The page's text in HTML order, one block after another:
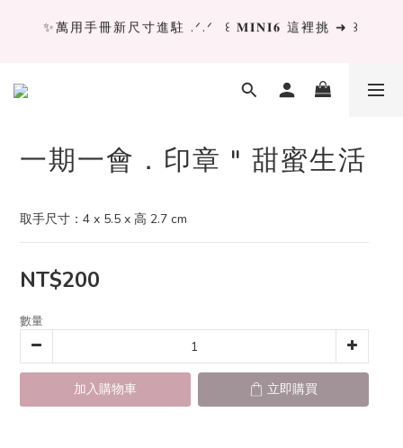
✨萬用手冊新尺寸進駐 .ᐟ.ᐟ  ꒰ 𝐌𝐈𝐍𝐈𝟔 這裡挑 ➜ ꒱
✨萬用手冊新尺寸進駐 .ᐟ.ᐟ  ꒰ 𝐌𝐈𝐍𝐈𝟔 這裡挑 ➜ ꒱
[ 𝙇𝙖 𝘿𝙤𝙡𝙘𝙚 𝙑𝙞𝙩𝙖 ] 甜蜜慢旅 系列 𝙉𝙀𝙒 𝙄𝙉 →
割墊
✨萬用手冊新尺寸進駐 .ᐟ.ᐟ  ꒰ 𝐌𝐈𝐍𝐈𝟔 這裡挑 ➜ ꒱
一期一會．印章 " 甜蜜生活
取手尺寸：4 x 5.5 x 高 2.7 cm
NT$200
數量
加入購物車 立即購買